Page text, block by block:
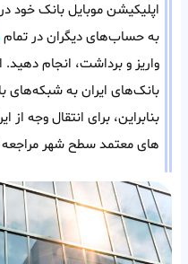
اپلیکیشن موبایل بانک خود
به حساب‌های دیگران در تمام
واریز و برداشت، انجام
بانک‌های ایران به شبکه‌های
بنابراین، برای انتقال وجه از
های معتمد سطح شهر مراجعه